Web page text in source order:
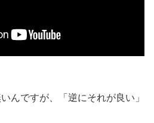
んですが、「逆にそれが良い」